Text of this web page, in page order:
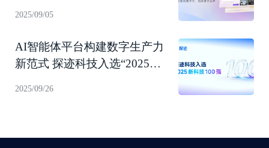
2025/09/05
AI智能体平台构建数字生产力
新范式 探迹科技入选“2025新
2025/09/26